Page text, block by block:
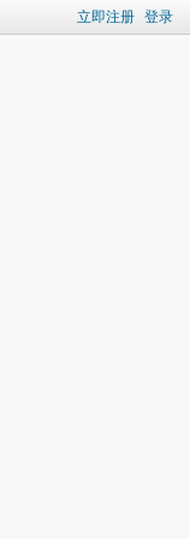
立即注册 登录